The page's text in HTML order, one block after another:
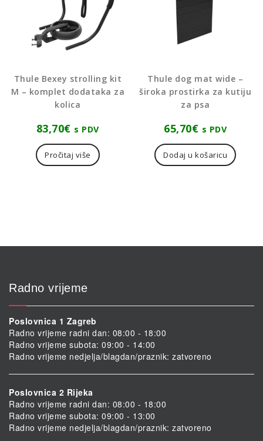
Thule Bexey strolling kit
M – komplet dodataka za
kolica
83,70€ s PDV
Pročitaj više
Thule dog mat wide –
široka prostirka za kutiju
za psa
65,70€ s PDV
Dodaj u košaricu
Radno vrijeme
Poslovnica 1 Zagreb
Radno vrijeme radni dan: 08:00 - 18:00
Radno vrijeme subota: 09:00 - 14:00
Radno vrijeme nedjelja/blagdan/praznik: zatvoreno
Poslovnica 2 Rijeka
Radno vrijeme radni dan: 08:00 - 18:00
Radno vrijeme subota: 09:00 - 13:00
Radno vrijeme nedjelja/blagdan/praznik: zatvoreno